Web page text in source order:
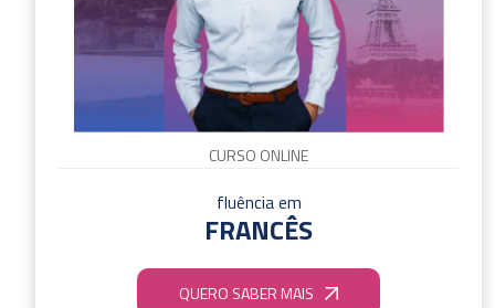
CURSO ONLINE
fluência em
FRANCÊS
QUERO SABER MAIS